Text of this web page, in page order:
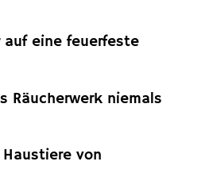
eine feuerfeste
Räucherwerk niemals
von